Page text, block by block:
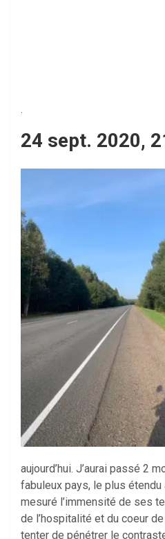
.
24 sept. 2020,
aujourd’hui. J’aurai passé 2
fabuleux pays, le plus étendu
mesuré l’immensité de ses
de l’hospitalité et du coeur
tenter de pénétrer le